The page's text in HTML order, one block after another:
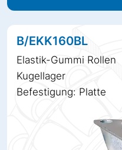
B/EKK160BL
Elastik-Gummi Rollen
Kugellager
Befestigung: Platte